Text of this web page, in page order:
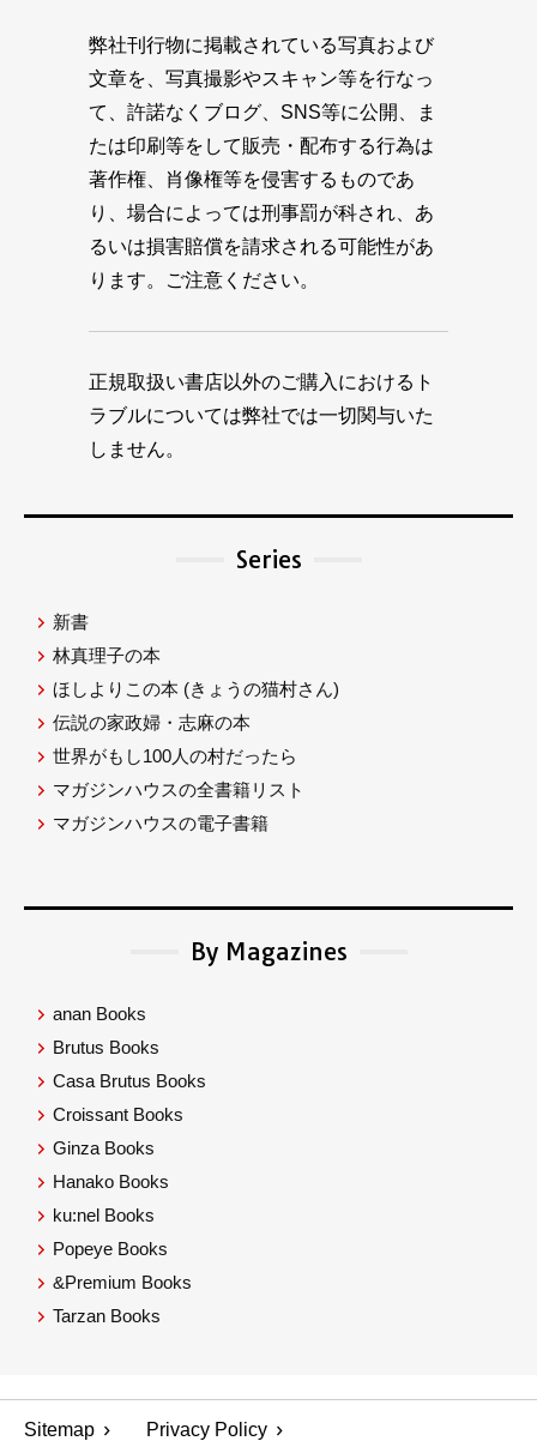
弊社刊行物に掲載されている写真および
文章を、写真撮影やスキャン等を行なっ
て、許諾なくブログ、SNS等に公開、ま
たは印刷等をして販売・配布する行為は
著作権、肖像権等を侵害するものであ
り、場合によっては刑事罰が科され、あ
るいは損害賠償を請求される可能性があ
ります。ご注意ください。
正規取扱い書店以外のご購入におけるト
ラブルについては弊社では一切関与いた
しません。
Series
新書
林真理子の本
ほしよりこの本 (きょうの猫村さん)
伝説の家政婦・志麻の本
世界がもし100人の村だったら
マガジンハウスの全書籍リスト
マガジンハウスの電子書籍
By Magazines
anan Books
Brutus Books
Casa Brutus Books
Croissant Books
Ginza Books
Hanako Books
ku:nel Books
Popeye Books
&Premium Books
Tarzan Books
Sitemap Privacy Policy